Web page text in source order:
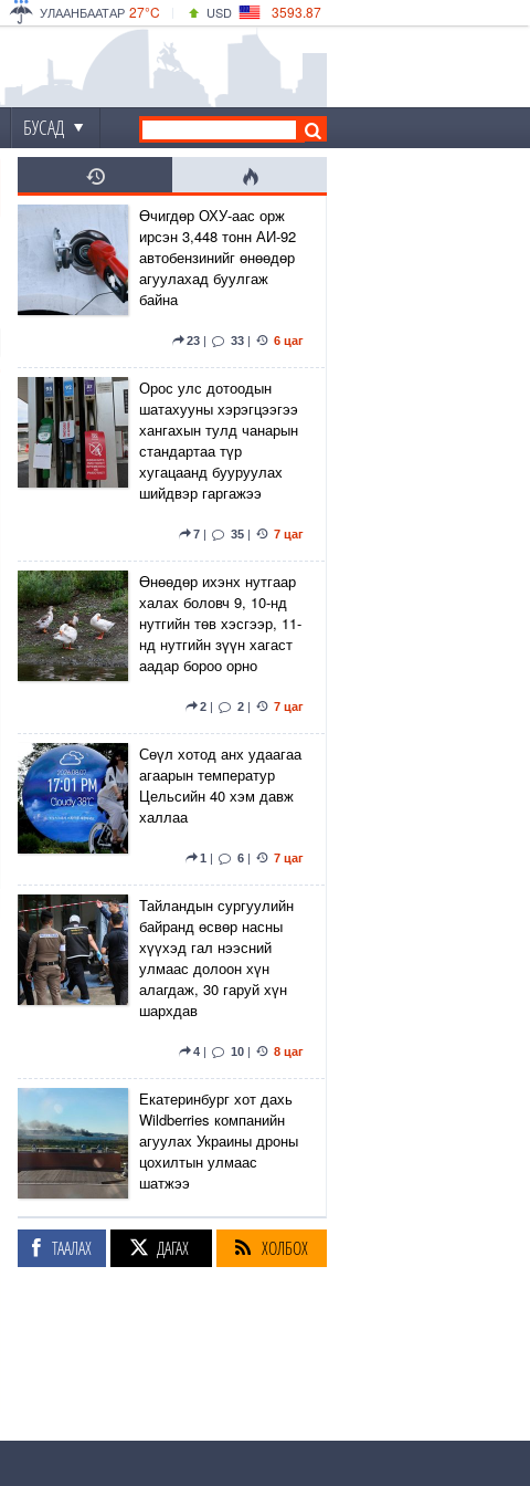
27°C
УЛААНБААТАР
29°C
ДАРХАН
24°C
ЭРДЭНЭТ
USD 3593.87
4141.04
БУСАД
Өчигдөр ОХУ-аас орж
ирсэн 3,448 тонн АИ-92
автобензинийг өнөөдөр
агуулахад буулгаж
байна
23 | 33 | 6 цаг
Орос улс дотоодын
шатахууны хэрэгцээгээ
хангахын тулд чанарын
стандартаа түр
хугацаанд бууруулах
шийдвэр гаргажээ
7 | 35 | 7 цаг
Өнөөдөр ихэнх нутгаар
халах боловч 9, 10-нд
нутгийн төв хэсгээр, 11-
нд нутгийн зүүн хагаст
аадар бороо орно
2 | 2 | 7 цаг
Сөүл хотод анх удаагаа
агаарын температур
Цельсийн 40 хэм давж
халлаа
1 | 6 | 7 цаг
Тайландын сургуулийн
байранд өсвөр насны
хүүхэд гал нээсний
улмаас долоон хүн
алагдаж, 30 гаруй хүн
шархдав
4 | 10 | 8 цаг
Екатеринбург хот дахь
Wildberries компанийн
агуулах Украины дроны
цохилтын улмаас
шатжээ
Элэгний өөхлөлт
ТААЛАХ ДАГАХ ХОЛБОХ